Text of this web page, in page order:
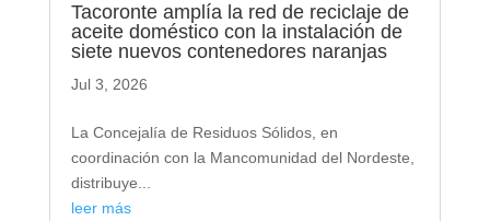
Tacoronte amplía la red de reciclaje de
aceite doméstico con la instalación de
siete nuevos contenedores naranjas
Jul 3, 2026
La Concejalía de Residuos Sólidos, en
coordinación con la Mancomunidad del Nordeste,
distribuye...
leer más